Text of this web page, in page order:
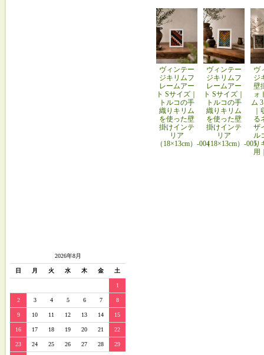
2026年8月
日 月 火 水 木 金 土
1
2 3 4 5 6 7 8
9 10 11 12 13 14 15
16 17 18 19 20 21 22
23 24 25 26 27 28 29
ヴィンテー
ジキリムフ
レームアー
ト Sサイズ｜
トルコの手
織りキリム
を使った壁
掛けインテ
リア
（18×13cm）-004
ヴィンテー
ジキリムフ
レームアー
ト Sサイズ｜
トルコの手
織りキリム
を使った壁
掛けインテ
リア
（18×13cm）-005
ヴ
ジ
壁
ォ
ム
る
ザ
ル
り
用